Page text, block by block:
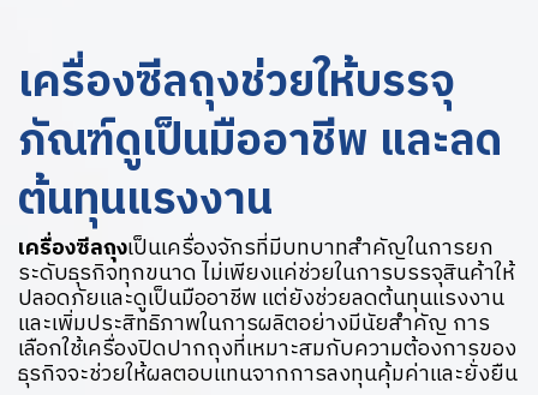
เครื่องซีลถุงช่วยให้บรรจุ
ภัณฑ์ดูเป็นมืออาชีพ และลด
ต้นทุนแรงงาน
เครื่องซีลถุงเป็นเครื่องจักรที่มีบทบาทสำคัญในการยก
ระดับธุรกิจทุกขนาด ไม่เพียงแค่ช่วยในการบรรจุสินค้าให้
ปลอดภัยและดูเป็นมืออาชีพ แต่ยังช่วยลดต้นทุนแรงงาน
และเพิ่มประสิทธิภาพในการผลิตอย่างมีนัยสำคัญ การ
เลือกใช้เครื่องปิดปากถุงที่เหมาะสมกับความต้องการของ
ธุรกิจจะช่วยให้ผลตอบแทนจากการลงทุนคุ้มค่าและยั่งยืน